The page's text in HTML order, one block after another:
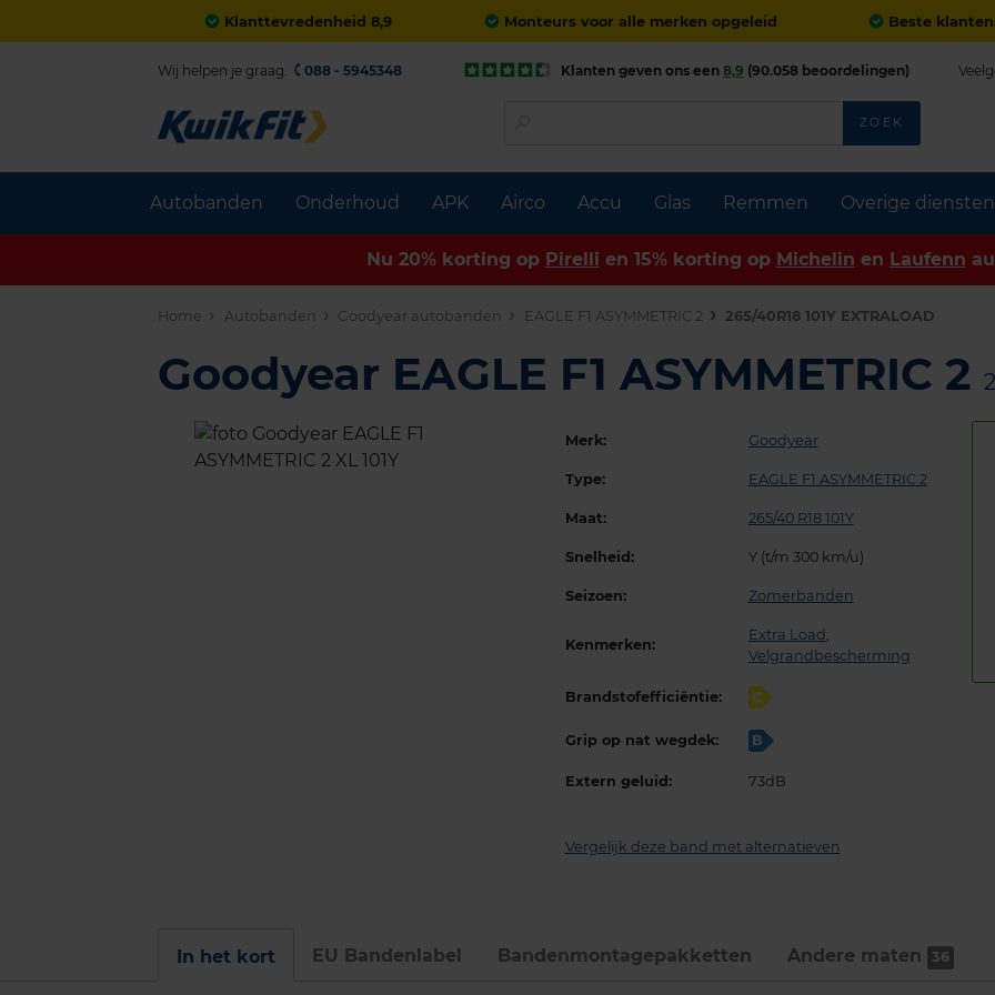
Klanttevredenheid 8,9 Monteurs voor alle merken opgeleid Beste
Autobanden Onderhoud APK Airco Accu Glas Remmen Overige diensten
Wij helpen je graag. 088 - 5945348 Klanten geven ons een 8,9 (90.058 beoordelingen)
ZOEK
Nu 20% korting op Pirelli en 15% korting op Michelin en Laufenn
Home Autobanden Goodyear autobanden EAGLE F1 ASYMMETRIC 2 265/40R18 101Y EXTRALOAD
Goodyear EAGLE F1 ASYMMETRIC 2
Merk: Goodyear
Type: EAGLE F1 ASYMMETRIC 2
Maat: 265/40 R18 101Y
Snelheid: Y (t/m 300 km/u)
Seizoen: Zomerbanden
Kenmerken:
Extra Load ,
Velgrandbescherming
Brandstofefficiëntie: C
Grip op nat wegdek: B
Extern geluid: 73dB
Vergelijk deze band met alternatieven
In het kort EU Bandenlabel Bandenmontage­pakketten Andere maten 36